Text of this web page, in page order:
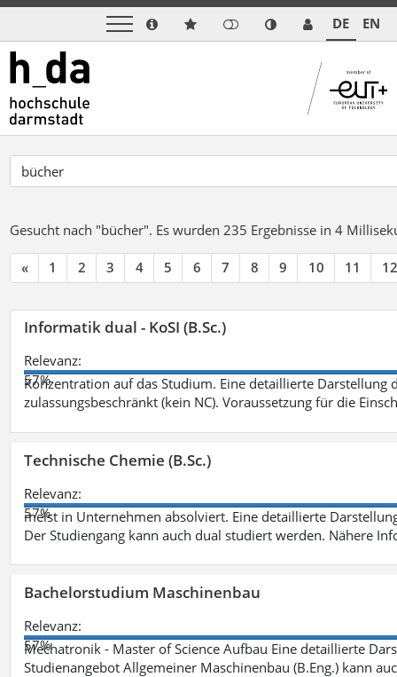
DE EN
Gesucht nach "bücher". Es wurden 235 Ergebnisse in 4
« 1 2 3 4 5 6 7 8 9 10 11 12
Informatik dual - KoSI (B.Sc.)
Relevanz:
57%
Konzentration auf das Studium. Eine detaillierte
zulassungsbeschränkt (kein NC). Voraussetzung für die
Technische Chemie (B.Sc.)
Relevanz:
57%
meist in Unternehmen absolviert. Eine detaillierte
Der Studiengang kann auch dual studiert werden. Nähere
Bachelorstudium Maschinenbau
Relevanz:
57%
Mechatronik - Master of Science Aufbau Eine detaillierte
Studienangebot Allgemeiner Maschinenbau (B.Eng.) kann